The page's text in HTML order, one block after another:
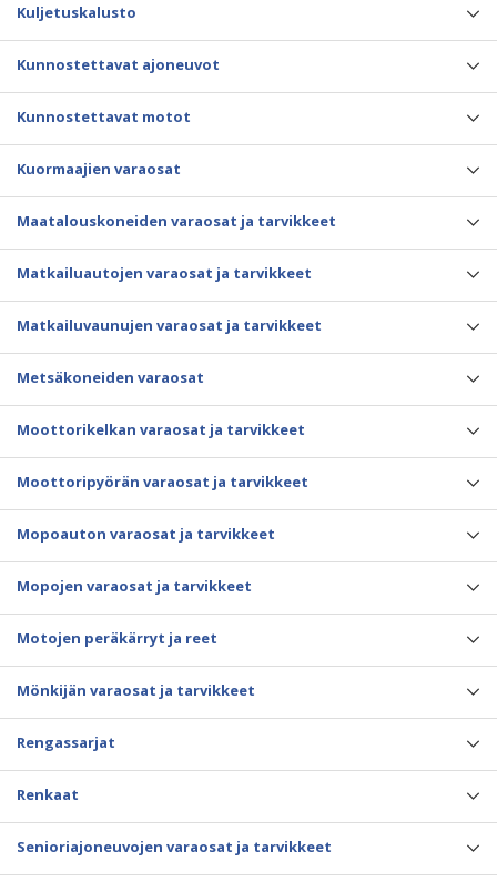
Kuljetuskalusto
Kunnostettavat ajoneuvot
Kunnostettavat motot
Kuormaajien varaosat
Maatalouskoneiden varaosat ja tarvikkeet
Matkailuautojen varaosat ja tarvikkeet
Matkailuvaunujen varaosat ja tarvikkeet
Metsäkoneiden varaosat
Moottorikelkan varaosat ja tarvikkeet
Moottoripyörän varaosat ja tarvikkeet
Mopoauton varaosat ja tarvikkeet
Mopojen varaosat ja tarvikkeet
Motojen peräkärryt ja reet
Mönkijän varaosat ja tarvikkeet
Rengassarjat
Renkaat
Senioriajoneuvojen varaosat ja tarvikkeet